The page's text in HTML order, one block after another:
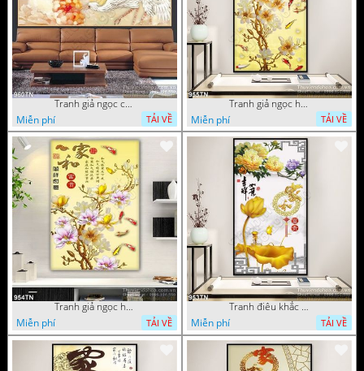
Tranh giả ngọc chim hạc và hoa cúc
Miễn phí
TẢI VỀ
Tranh giả ngọc hoa trang trí thư pháp
Miễn phí
TẢI VỀ
Tranh giả ngọc hoa mẫu trang trí
Miễn phí
TẢI VỀ
Tranh điêu khắc hoa mẫu đơn trang trí
Miễn phí
TẢI VỀ